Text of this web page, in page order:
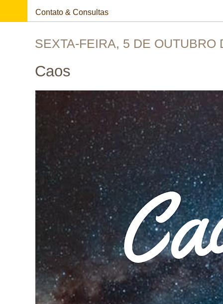
Contato & Consultas
SEXTA-FEIRA, 5 DE OUTUBRO
Caos